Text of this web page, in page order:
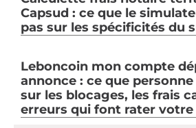
Capsud : ce que le
pas sur les spécificités du
Leboncoin mon compte
annonce : ce que
sur les blocages, les frais
erreurs qui font rater votre